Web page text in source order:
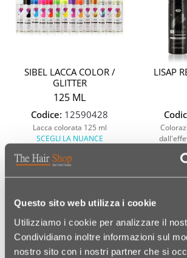
Questo sito web utilizza i cookie
Utilizziamo i cookie per analizzare il
Condividiamo inoltre informazioni sul
nostro sito con i nostri partner che si
SIBEL LACCA COLOR /
GLITTER
125 ML
Codice: 12590428
Lacca colorata 125 ml
SCEGLI LA NUANCE
€ 8,70
LISAP